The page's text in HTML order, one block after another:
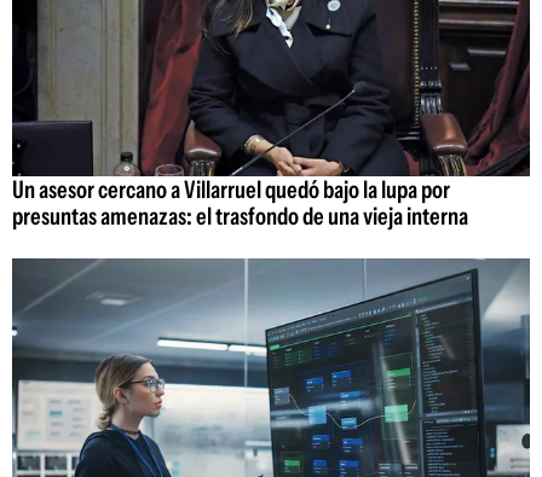
Un asesor cercano a Villarruel quedó bajo la lupa por
presuntas amenazas: el trasfondo de una vieja interna